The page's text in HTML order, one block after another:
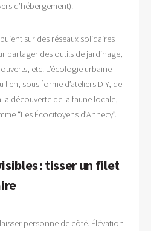
d’hébergement).
sur des réseaux solidaires
partager des outils de jardinage,
etc. L’écologie urbaine
lien, sous forme d’ateliers DIY, de
découverte de la faune locale,
“Les Écocitoyens d’Annecy”.
: tisser un filet
laisser personne de côté. Élévation